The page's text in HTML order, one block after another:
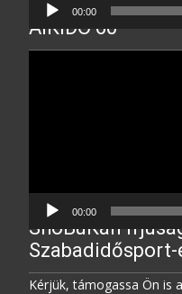
00:00
AIKIDO 60
00:00
ShoBuKan
Kérjük, támogassa Ön is